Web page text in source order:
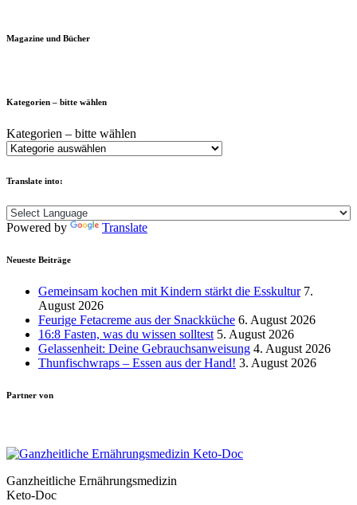
Magazine und Bücher
Kategorien – bitte wählen
Kategorien – bitte wählen
Translate into:
Powered by Translate
Neueste Beiträge
Gemeinsam kochen mit Kindern stärkt die Esskultur 7.
August 2026
Feurige Fetacreme aus der Snackküche 6. August 2026
16:8 Fasten, was du wissen solltest 5. August 2026
Gelassenheit: Deine Gebrauchsanweisung 4. August 2026
Thunfischwraps – Essen aus der Hand! 3. August 2026
Partner von
Ganzheitliche Ernährungsmedizin
Keto-Doc